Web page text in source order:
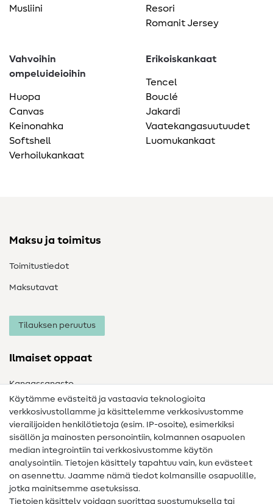
Musliini
Resori
Romanit Jersey
Vahvoihin
ompeluideioihin
Huopa
Canvas
Keinonahka
Softshell
Verhoilukankaat
Erikoiskankaat
Tencel
Bouclé
Jakardi
Vaatekangasuutuudet
Luomukankaat
Maksu ja toimitus
Toimitustiedot
Maksutavat
Tilauksen peruutus
Ilmaiset oppaat
Kangassanasto
Ompelusanasto
Ompeluohjeet
Apua ja yhteystiedot
Yhteystiedot
Tietoa omistajanvaihdoksesta
Käytämme evästeitä ja vastaavia teknologioita
verkkosivustollamme ja käsittelemme verkkosivustomme
vierailijoiden henkilötietoja (esim. IP-osoite), esimerkiksi
sisällön ja mainosten personointiin, kolmannen osapuolen
median integrointiin tai verkkosivustomme käytön
analysointiin. Tietojen käsittely tapahtuu vain, kun evästeet
on asennettu. Jaamme nämä tiedot kolmansille osapuolille,
jotka mainitsemme asetuksissa.
Tietojen käsittely voidaan suorittaa suostumuksella tai